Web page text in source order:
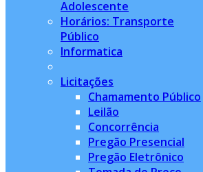
Adolescente
Horários: Transporte
Público
Informatica
Licitações
Chamamento Público
Leilão
Concorrência
Pregão Presencial
Pregão Eletrônico